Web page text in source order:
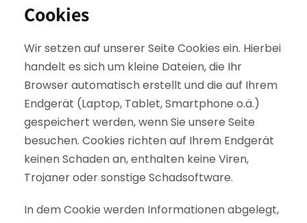
Cookies
Wir setzen auf unserer Seite Cookies ein. Hierbei
handelt es sich um kleine Dateien, die Ihr
Browser automatisch erstellt und die auf Ihrem
Endgerät (Laptop, Tablet, Smartphone o.ä.)
gespeichert werden, wenn Sie unsere Seite
besuchen. Cookies richten auf Ihrem Endgerät
keinen Schaden an, enthalten keine Viren,
Trojaner oder sonstige Schadsoftware.
In dem Cookie werden Informationen abgelegt,